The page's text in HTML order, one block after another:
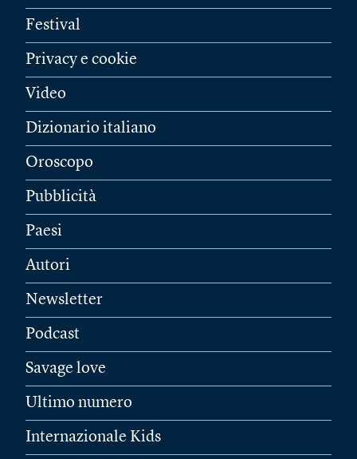
Festival
Privacy e cookie
Video
Dizionario italiano
Oroscopo
Pubblicità
Paesi
Autori
Newsletter
Podcast
Savage love
Ultimo numero
Internazionale Kids